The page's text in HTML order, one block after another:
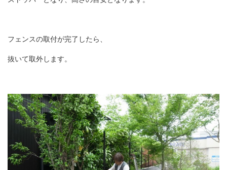
フェンスの取付が完了したら、
抜いて取外します。